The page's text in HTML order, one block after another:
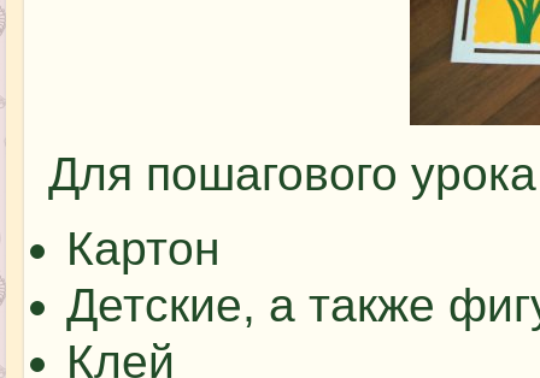
Для пошагового урока
Картон
Детские, а также
Клей